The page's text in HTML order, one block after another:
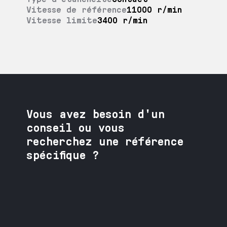
Vitesse de référence11000 r/min
Vitesse limite3400 r/min
Vous avez besoin d'un
conseil ou vous
recherchez une référence
spécifique ?